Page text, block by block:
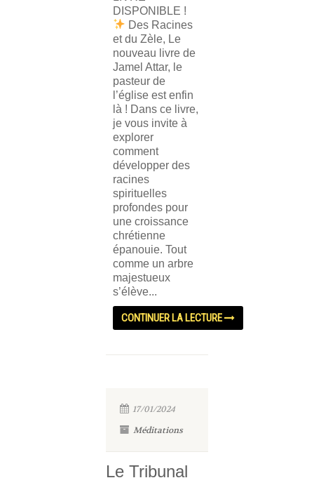
DISPONIBLE !
Des Racines
et du Zèle, Le
nouveau livre de
Jamel Attar, le
pasteur de
l’église est enfin
là ! Dans ce livre,
je vous invite à
explorer
comment
développer des
racines
spirituelles
profondes pour
une croissance
chrétienne
épanouie. Tout
comme un arbre
majestueux
s’élève...
CONTINUER LA LECTURE
17/01/2024
Méditations
Le Tribunal